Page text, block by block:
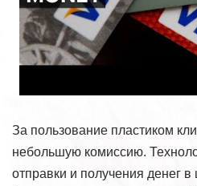
За пользование пластиком
небольшую комиссию.
отправки и получения денег